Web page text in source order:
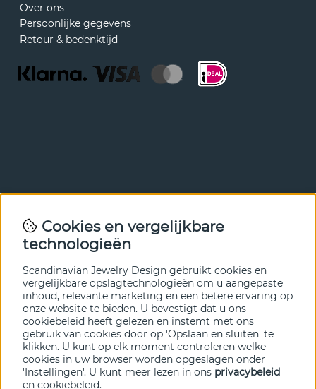
Over ons
Persoonlijke gegevens
Retour & bedenktijd
Met onze nieuwsbrief ben je als eerste op de hoogte van
nieuws en aanbiedingen. Meld je hieronder aan.
VERZENDEN
Cookies en vergelijkbare
technologieën
Scandinavian Jewelry Design gebruikt cookies en
vergelijkbare opslagtechnologieën om u aangepaste
inhoud, relevante marketing en een betere ervaring op
onze website te bieden. U bevestigt dat u ons
cookiebeleid heeft gelezen en instemt met ons
gebruik van cookies door op 'Opslaan en sluiten' te
klikken. U kunt op elk moment controleren welke
cookies in uw browser worden opgeslagen onder
'Instellingen'. U kunt meer lezen in ons privacybeleid
en cookiebeleid.